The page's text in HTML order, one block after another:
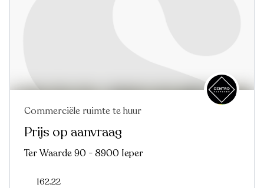
Commerciële ruimte te huur
Prijs op aanvraag
Ter Waarde 90 - 8900 Ieper
162.22